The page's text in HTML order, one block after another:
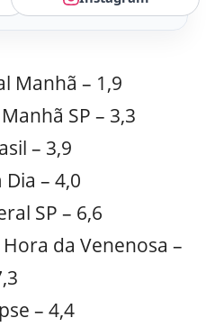
Manhã – 1,9
SP – 3,3
– 3,9
– 4,0
SP – 6,6
da Venenosa –
– 4,4